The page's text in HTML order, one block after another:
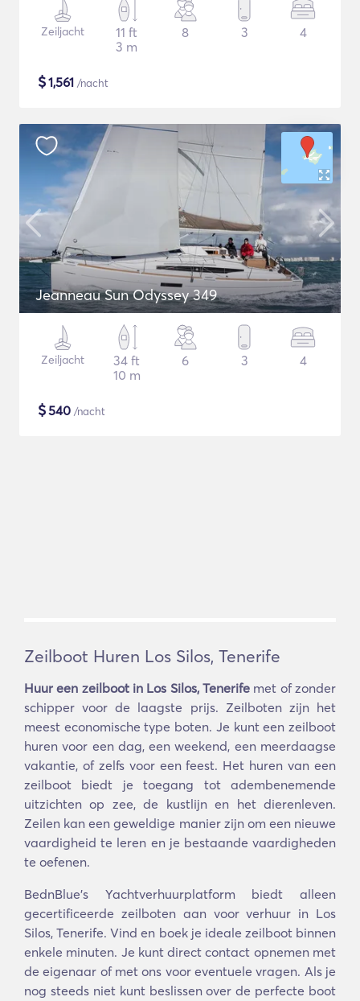
Zeiljacht
11 ft
3 m
8 3 4
$1,561 /nacht
Jeanneau Sun Odyssey 349
Zeiljacht
34 ft
10 m
6 3 4
$540 /nacht
Zeilboot Huren Los Silos, Tenerife
Huur een zeilboot in Los Silos, Tenerife met of zonder
schipper voor de laagste prijs. Zeilboten zijn het
meest economische type boten. Je kunt een zeilboot
huren voor een dag, een weekend, een meerdaagse
vakantie, of zelfs voor een feest. Het huren van een
zeilboot biedt je toegang tot adembenemende
uitzichten op zee, de kustlijn en het dierenleven.
Zeilen kan een geweldige manier zijn om een nieuwe
vaardigheid te leren en je bestaande vaardigheden
te oefenen.
BednBlue's Yachtverhuurplatform biedt alleen
gecertificeerde zeilboten aan voor verhuur in Los
Silos, Tenerife. Vind en boek je ideale zeilboot binnen
enkele minuten. Je kunt direct contact opnemen met
de eigenaar of met ons voor eventuele vragen. Als je
nog steeds niet kunt beslissen over de perfecte boot